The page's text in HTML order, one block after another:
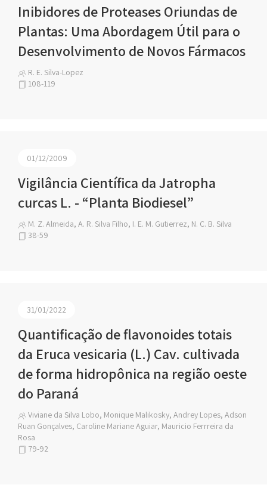
Inibidores de Proteases Oriundas de
Plantas: Uma Abordagem Útil para o
Desenvolvimento de Novos Fármacos
R. E. Silva-Lopez
108-119
01/12/2009
Vigilância Científica da Jatropha
curcas L. - “Planta Biodiesel”
M. Z. Almeida, A. R. Silva Filho, I. E. M. Gutierrez, N. C. B. Silva
38-59
31/01/2022
Quantificação de flavonoides totais
da Eruca vesicaria (L.) Cav. cultivada
de forma hidropônica na região oeste
do Paraná
Viviane da Silva Lobo, Monique Malikosky, Andrey Lopes, Adson
Ruan Gonçalves, Caroline Mariane Aguiar, Mauricio Ferrreira da
Rosa
79-92